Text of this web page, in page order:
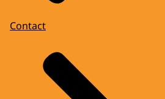
Contact